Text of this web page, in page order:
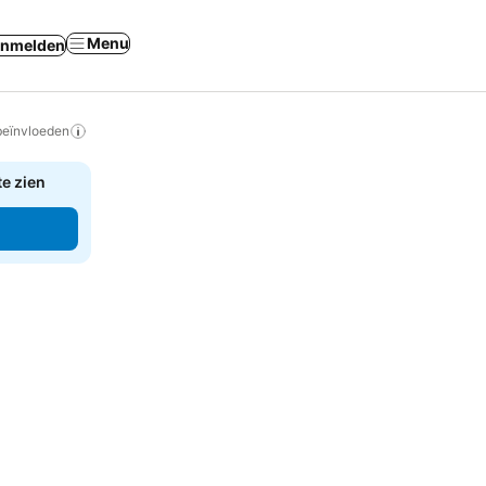
Menu
zien